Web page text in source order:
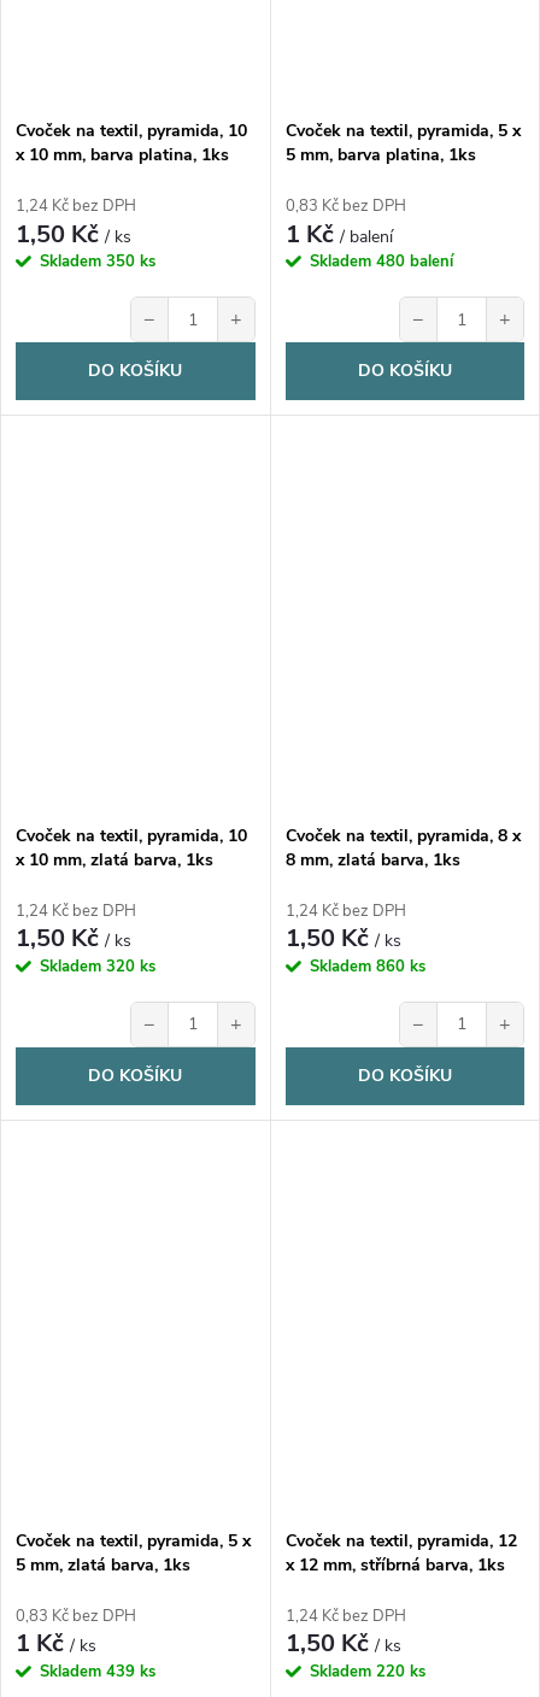
Cvoček na textil, pyramida, 10
x 10 mm, barva platina, 1ks
1,24 Kč bez DPH
1,50 Kč/ ks
Skladem 350 ks
− +
DO KOŠÍKU
Cvoček na textil, pyramida, 5 x
5 mm, barva platina, 1ks
0,83 Kč bez DPH
1 Kč/ balení
Skladem 480 balení
− +
DO KOŠÍKU
Cvoček na textil, pyramida, 10
x 10 mm, zlatá barva, 1ks
1,24 Kč bez DPH
1,50 Kč/ ks
Skladem 320 ks
− +
DO KOŠÍKU
Cvoček na textil, pyramida, 8 x
8 mm, zlatá barva, 1ks
1,24 Kč bez DPH
1,50 Kč/ ks
Skladem 860 ks
− +
DO KOŠÍKU
Cvoček na textil, pyramida, 5 x
5 mm, zlatá barva, 1ks
0,83 Kč bez DPH
1 Kč/ ks
Skladem 439 ks
Cvoček na textil, pyramida, 12
x 12 mm, stříbrná barva, 1ks
1,24 Kč bez DPH
1,50 Kč/ ks
Skladem 220 ks